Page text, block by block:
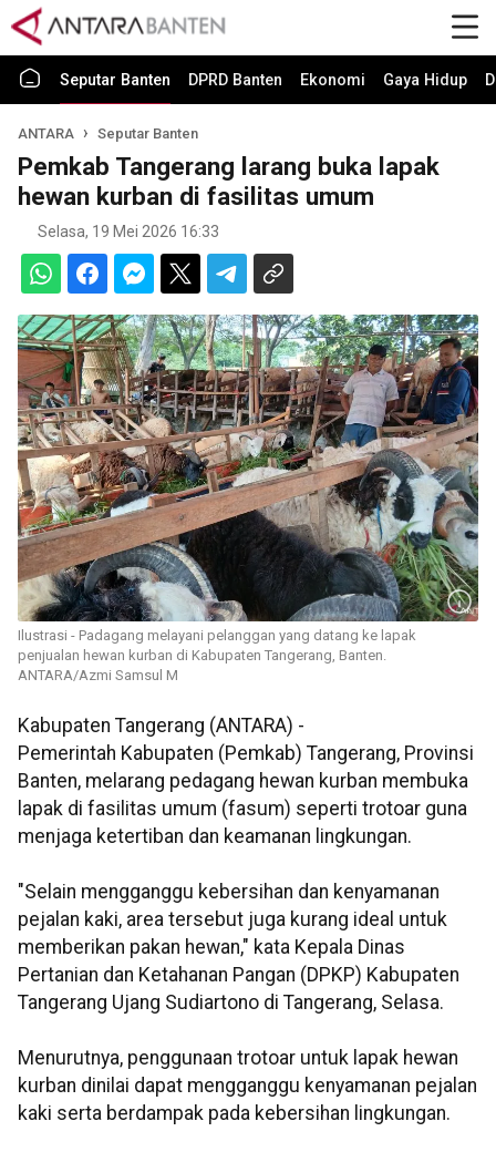
Seputar Banten DPRD Banten Ekonomi Gaya Hidup
ANTARA Seputar Banten
Pemkab Tangerang larang buka lapak
hewan kurban di fasilitas umum
Selasa, 19 Mei 2026 16:33
Ilustrasi - Padagang melayani pelanggan yang datang ke lapak
penjualan hewan kurban di Kabupaten Tangerang, Banten.
ANTARA/Azmi Samsul M
Kabupaten Tangerang (ANTARA) -
Pemerintah Kabupaten (Pemkab) Tangerang, Provinsi
Banten, melarang pedagang hewan kurban membuka
lapak di fasilitas umum (fasum) seperti trotoar guna
menjaga ketertiban dan keamanan lingkungan.
"Selain mengganggu kebersihan dan kenyamanan
pejalan kaki, area tersebut juga kurang ideal untuk
memberikan pakan hewan," kata Kepala Dinas
Pertanian dan Ketahanan Pangan (DPKP) Kabupaten
Tangerang Ujang Sudiartono di Tangerang, Selasa.
Menurutnya, penggunaan trotoar untuk lapak hewan
kurban dinilai dapat mengganggu kenyamanan pejalan
kaki serta berdampak pada kebersihan lingkungan.